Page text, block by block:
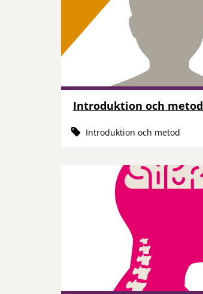
Introduktion och metod
Introduktion och metod